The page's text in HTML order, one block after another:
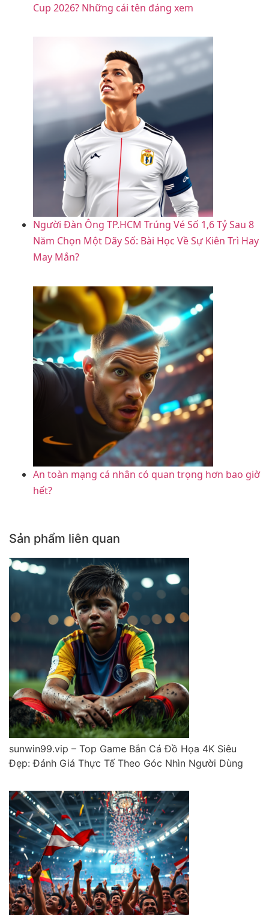
Cup 2026? Những cái tên đáng xem
Người Đàn Ông TP.HCM Trúng Vé Số 1,6 Tỷ Sau 8
Năm Chọn Một Dãy Số: Bài Học Về Sự Kiên Trì Hay
May Mắn?
An toàn mạng cá nhân có quan trọng hơn bao giờ
hết?
Sản phẩm liên quan
sunwin99.vip – Top Game Bắn Cá Đồ Họa 4K Siêu
Đẹp: Đánh Giá Thực Tế Theo Góc Nhìn Người Dùng